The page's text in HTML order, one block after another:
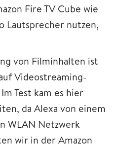
Fire TV Cube wie
Lautsprecher nutzen,
von Filminhalten ist
Videostreaming-
Test kam es hier
da Alexa von einem
WLAN Netzwerk
wir in der Amazon